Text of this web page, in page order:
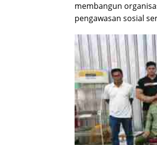
membangun
pengawasan sosial